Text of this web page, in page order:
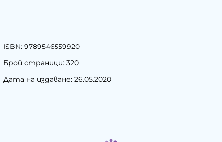
ISBN: 9789546559920
Брой страници: 320
Дата на издаване: 26.05.2020